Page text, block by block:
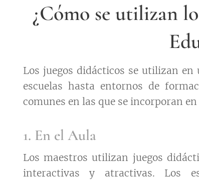
¿Cómo se utilizan
Los juegos didácticos se utilizan en
escuelas hasta entornos de
comunes en las que se incorporan
1. En el Aula
Los maestros utilizan juegos
interactivas y atractivas. Los